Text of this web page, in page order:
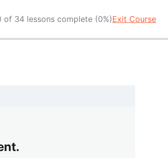
of 34 lessons complete (0%)Exit Course